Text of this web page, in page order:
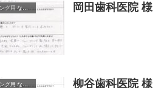
シャープニング用 なでるDAKE 岡田歯科医院 様
シャープニング用 なでるDAKE 柳谷歯科医院 様